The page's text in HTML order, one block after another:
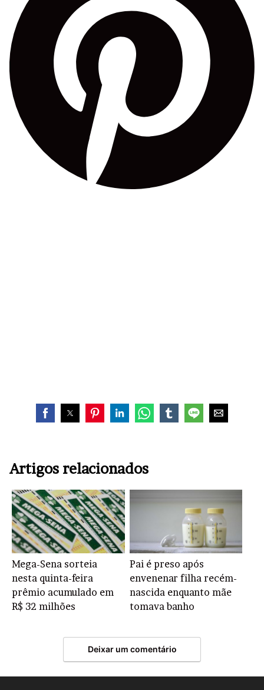
Artigos relacionados
Mega-Sena sorteia
nesta quinta-feira
prêmio acumulado em
R$ 32 milhões
Pai é preso após
envenenar filha recém-
nascida enquanto mãe
tomava banho
Deixar um comentário